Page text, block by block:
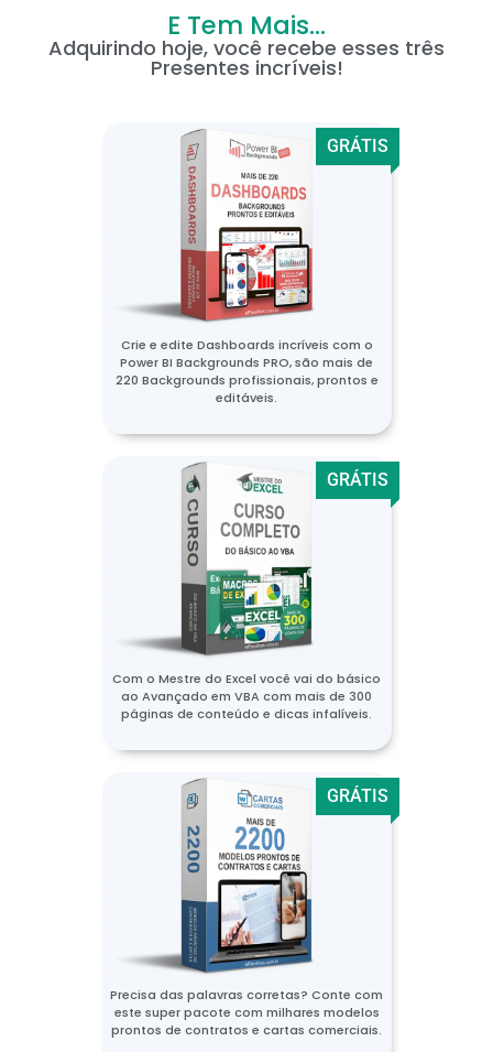
E Tem Mais...
Adquirindo hoje, você recebe esses três
Presentes incríveis!
GRÁTIS
Crie e edite Dashboards incríveis com o
Power BI Backgrounds PRO, são mais de
220 Backgrounds profissionais, prontos e
editáveis.
GRÁTIS
Com o Mestre do Excel você vai do básico
ao Avançado em VBA com mais de 300
páginas de conteúdo e dicas infalíveis.
GRÁTIS
Precisa das palavras corretas? Conte com
este super pacote com milhares modelos
prontos de contratos e cartas comerciais.